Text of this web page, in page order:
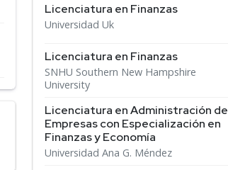
Licenciatura en Finanzas
Universidad Uk
Licenciatura en Finanzas
SNHU Southern New Hampshire
University
Licenciatura en Administración de
Empresas con Especialización en
Finanzas y Economía
Universidad Ana G. Méndez